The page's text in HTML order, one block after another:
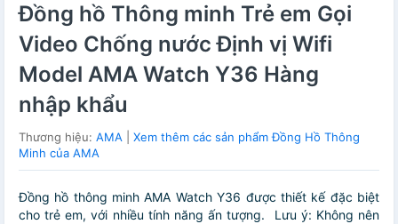
Đồng hồ Thông minh Trẻ em Gọi
Video Chống nước Định vị Wifi
Model AMA Watch Y36 Hàng
nhập khẩu
Thương hiệu: AMA
Xem thêm các sản phẩm Đồng Hồ Thông
Minh của AMA
Đồng hồ thông minh AMA Watch Y36 được thiết kế đặc biệt
cho trẻ em, với nhiều tính năng ấn tượng. Lưu ý: Không nên